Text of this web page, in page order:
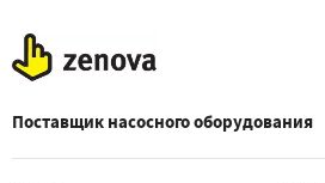
Поставщик насосного оборудования